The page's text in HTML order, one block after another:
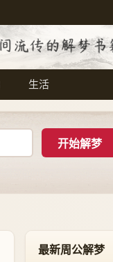
生活
最新周公解梦